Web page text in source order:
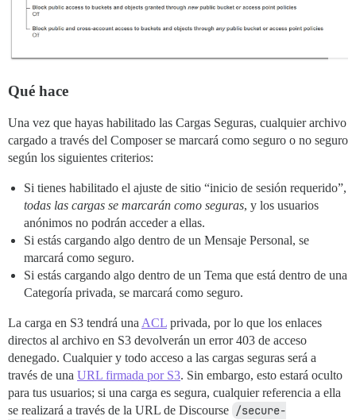
Qué hace
Una vez que hayas habilitado las Cargas Seguras, cualquier archivo
cargado a través del Composer se marcará como seguro o no seguro
según los siguientes criterios:
Si tienes habilitado el ajuste de sitio “inicio de sesión requerido”,
todas las cargas se marcarán como seguras, y los usuarios
anónimos no podrán acceder a ellas.
Si estás cargando algo dentro de un Mensaje Personal, se
marcará como seguro.
Si estás cargando algo dentro de un Tema que está dentro de una
Categoría privada, se marcará como seguro.
La carga en S3 tendrá una ACL privada, por lo que los enlaces
directos al archivo en S3 devolverán un error 403 de acceso
denegado. Cualquier y todo acceso a las cargas seguras será a
través de una URL firmada por S3. Sin embargo, esto estará oculto
para tus usuarios; si una carga es segura, cualquier referencia a ella
se realizará a través de la URL de Discourse /secure-